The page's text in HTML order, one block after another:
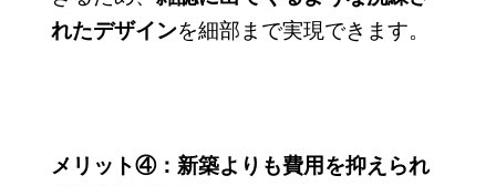
れたデザインを細部まで実現できます。
メリット④：新築よりも費用を抑えられ